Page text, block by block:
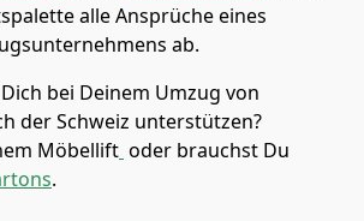
alle Ansprüche eines
ab.
bei Deinem Umzug von
der Schweiz unterstützen?
Möbellift oder brauchst Du
.